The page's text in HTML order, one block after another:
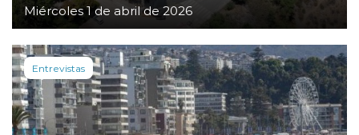
Miércoles 1 de abril de 2026
Entrevistas